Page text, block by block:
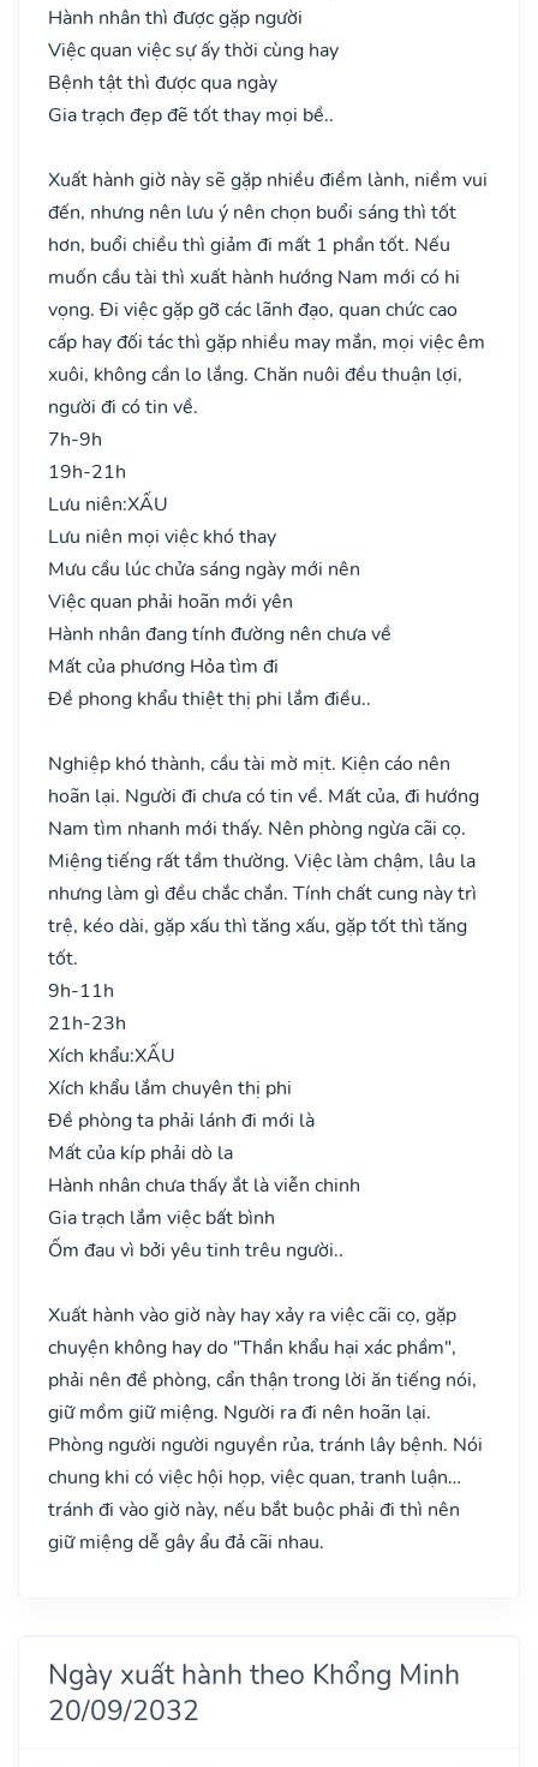
Hành nhân thì được gặp người
Việc quan việc sự ấy thời cùng hay
Bệnh tật thì được qua ngày
Gia trạch đẹp đẽ tốt thay mọi bề..
Xuất hành giờ này sẽ gặp nhiều điềm lành, niềm vui
đến, nhưng nên lưu ý nên chọn buổi sáng thì tốt
hơn, buổi chiều thì giảm đi mất 1 phần tốt. Nếu
muốn cầu tài thì xuất hành hướng Nam mới có hi
vọng. Đi việc gặp gỡ các lãnh đạo, quan chức cao
cấp hay đối tác thì gặp nhiều may mắn, mọi việc êm
xuôi, không cần lo lắng. Chăn nuôi đều thuận lợi,
người đi có tin về.
7h-9h
19h-21h
Lưu niên:XẤU
Lưu niên mọi việc khó thay
Mưu cầu lúc chửa sáng ngày mới nên
Việc quan phải hoãn mới yên
Hành nhân đang tính đường nên chưa về
Mất của phương Hỏa tìm đi
Đề phong khẩu thiệt thị phi lắm điều..
Nghiệp khó thành, cầu tài mờ mịt. Kiện cáo nên
hoãn lại. Người đi chưa có tin về. Mất của, đi hướng
Nam tìm nhanh mới thấy. Nên phòng ngừa cãi cọ.
Miệng tiếng rất tầm thường. Việc làm chậm, lâu la
nhưng làm gì đều chắc chắn. Tính chất cung này trì
trệ, kéo dài, gặp xấu thì tăng xấu, gặp tốt thì tăng
tốt.
9h-11h
21h-23h
Xích khẩu:XẤU
Xích khẩu lắm chuyên thị phi
Đề phòng ta phải lánh đi mới là
Mất của kíp phải dò la
Hành nhân chưa thấy ắt là viễn chinh
Gia trạch lắm việc bất bình
Ốm đau vì bởi yêu tinh trêu người..
Xuất hành vào giờ này hay xảy ra việc cãi cọ, gặp
chuyện không hay do "Thần khẩu hại xác phầm",
phải nên đề phòng, cẩn thận trong lời ăn tiếng nói,
giữ mồm giữ miệng. Người ra đi nên hoãn lại.
Phòng người người nguyền rủa, tránh lây bệnh. Nói
chung khi có việc hội họp, việc quan, tranh luận…
tránh đi vào giờ này, nếu bắt buộc phải đi thì nên
giữ miệng dễ gây ẩu đả cãi nhau.
Ngày xuất hành theo Khổng Minh
20/09/2032